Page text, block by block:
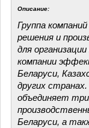
Описание:
Группа
решения и
для
компании
Беларуси,
других
объединяет
Беларуси, а